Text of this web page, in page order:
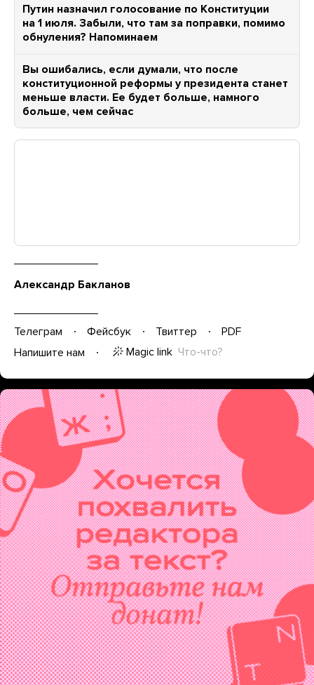
Путин назначил голосование по Конституции
на 1 июля. Забыли, что там за поправки, помимо
обнуления? Напоминаем
Вы ошибались, если думали, что после
конституционной реформы у президента станет
меньше власти. Ее будет больше, намного
больше, чем сейчас
Александр Бакланов
Телеграм Фейсбук Твиттер
PDF
Напишите нам
Magic link Что-что?